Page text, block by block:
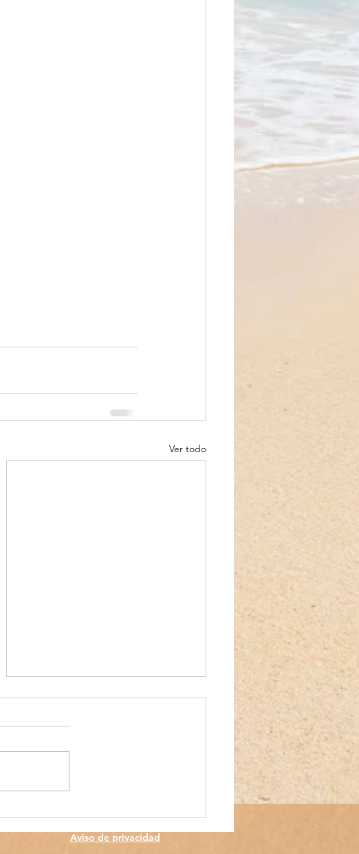
Ver todo
Melodía
Aviso de privacidad